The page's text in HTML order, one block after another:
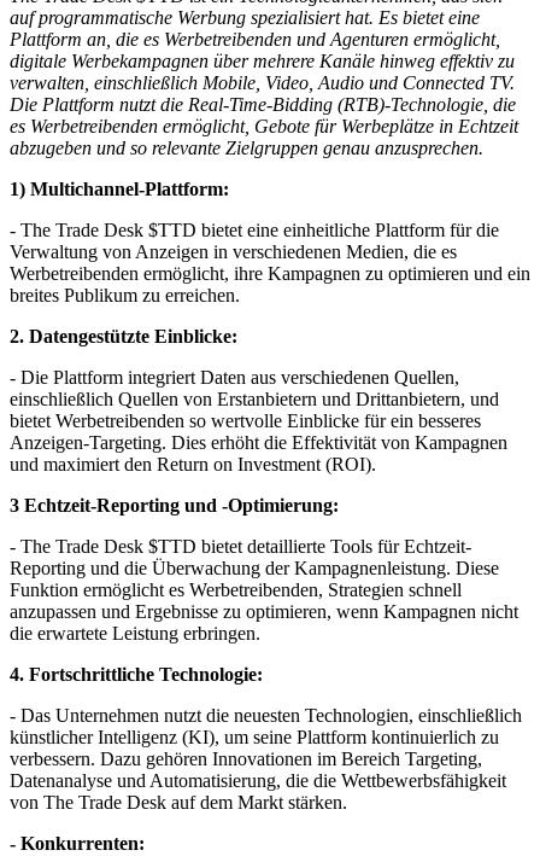
auf programmatische Werbung spezialisiert hat. Es bietet eine
Plattform an, die es Werbetreibenden und Agenturen ermöglicht,
digitale Werbekampagnen über mehrere Kanäle hinweg effektiv zu
verwalten, einschließlich Mobile, Video, Audio und Connected TV.
Die Plattform nutzt die Real-Time-Bidding (RTB)-Technologie, die
es Werbetreibenden ermöglicht, Gebote für Werbeplätze in Echtzeit
abzugeben und so relevante Zielgruppen genau anzusprechen.
1) Multichannel-Plattform:
- The Trade Desk $TTD bietet eine einheitliche Plattform für die
Verwaltung von Anzeigen in verschiedenen Medien, die es
Werbetreibenden ermöglicht, ihre Kampagnen zu optimieren und ein
breites Publikum zu erreichen.
2. Datengestützte Einblicke:
- Die Plattform integriert Daten aus verschiedenen Quellen,
einschließlich Quellen von Erstanbietern und Drittanbietern, und
bietet Werbetreibenden so wertvolle Einblicke für ein besseres
Anzeigen-Targeting. Dies erhöht die Effektivität von Kampagnen
und maximiert den Return on Investment (ROI).
3 Echtzeit-Reporting und -Optimierung:
- The Trade Desk $TTD bietet detaillierte Tools für Echtzeit-
Reporting und die Überwachung der Kampagnenleistung. Diese
Funktion ermöglicht es Werbetreibenden, Strategien schnell
anzupassen und Ergebnisse zu optimieren, wenn Kampagnen nicht
die erwartete Leistung erbringen.
4. Fortschrittliche Technologie:
- Das Unternehmen nutzt die neuesten Technologien, einschließlich
künstlicher Intelligenz (KI), um seine Plattform kontinuierlich zu
verbessern. Dazu gehören Innovationen im Bereich Targeting,
Datenanalyse und Automatisierung, die die Wettbewerbsfähigkeit
von The Trade Desk auf dem Markt stärken.
- Konkurrenten: